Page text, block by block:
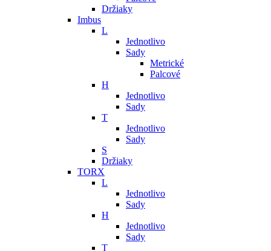
Držiaky
Imbus
L
Jednotlivo
Sady
Metrické
Palcové
H
Jednotlivo
Sady
T
Jednotlivo
Sady
S
Držiaky
TORX
L
Jednotlivo
Sady
H
Jednotlivo
Sady
T